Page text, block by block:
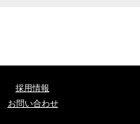
採用情報
お問い合わせ